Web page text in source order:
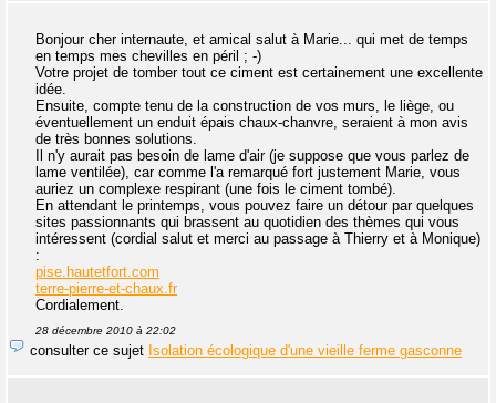
Bonjour cher internaute, et amical salut à Marie... qui met de temps
en temps mes chevilles en péril ; -)
Votre projet de tomber tout ce ciment est certainement une excellente
idée.
Ensuite, compte tenu de la construction de vos murs, le liège, ou
éventuellement un enduit épais chaux-chanvre, seraient à mon avis
de très bonnes solutions.
Il n'y aurait pas besoin de lame d'air (je suppose que vous parlez de
lame ventilée), car comme l'a remarqué fort justement Marie, vous
auriez un complexe respirant (une fois le ciment tombé).
En attendant le printemps, vous pouvez faire un détour par quelques
sites passionnants qui brassent au quotidien des thèmes qui vous
intéressent (cordial salut et merci au passage à Thierry et à Monique)
:
pise.hautetfort.com
terre-pierre-et-chaux.fr
Cordialement.
28 décembre 2010 à 22:02
consulter ce sujet Isolation écologique d'une vieille ferme gasconne